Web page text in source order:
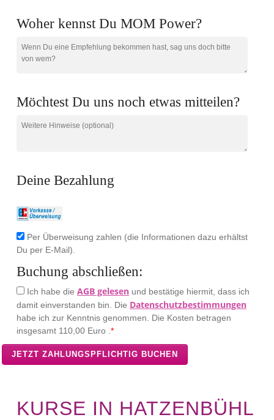
Woher kennst Du MOM Power?
Möchtest Du uns noch etwas mitteilen?
Deine Bezahlung
Per Überweisung zahlen (die Informationen dazu erhältst
Du per E-Mail).
Buchung abschließen:
Ich habe die AGB gelesen und bestätige hiermit, dass ich
damit einverstanden bin. Die Datenschutzbestimmungen
habe ich zur Kenntnis genommen. Die Kosten betragen
insgesamt 110,00 Euro . *
KURSE IN HATZENBÜHL